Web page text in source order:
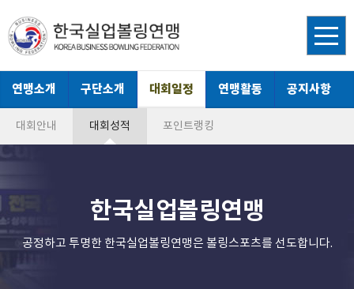
연맹소개 구단소개 대회일정 연맹활동 공지사항
대회안내 대회성적 포인트랭킹
한국실업볼링연맹
공정하고 투명한 한국실업볼링연맹은 볼링스포츠를 선도합니다.